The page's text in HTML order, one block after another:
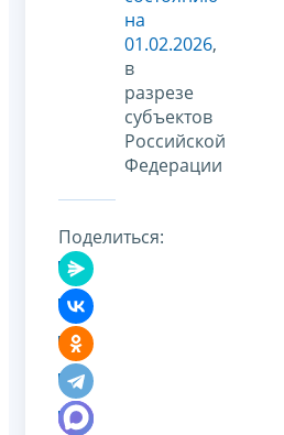
на
01.02.2026,
в
разрезе
субъектов
Российской
Федерации
Поделиться: